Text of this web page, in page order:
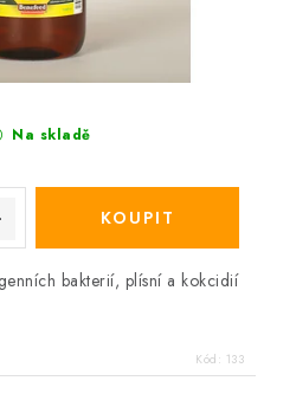
Na skladě
bakterií, plísní a kokcidií
Kód: 133